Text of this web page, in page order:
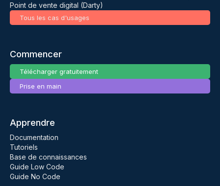
Point de vente digital (Darty)
Tous les cas d'usages
Commencer
Télécharger gratuitement
Prise en main
Apprendre
Documentation
Tutoriels
Base de connaissances
Guide Low Code
Guide No Code